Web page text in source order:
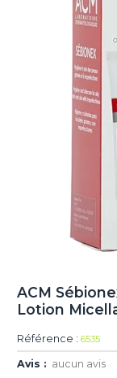
ACM
Lotion
Référence : 6535
Avis : aucun avis